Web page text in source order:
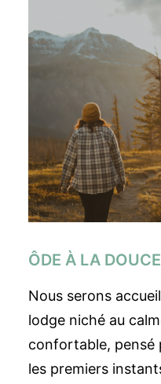
ÔDE À LA
Nous serons
lodge niché au
confortable, pensé
les premiers